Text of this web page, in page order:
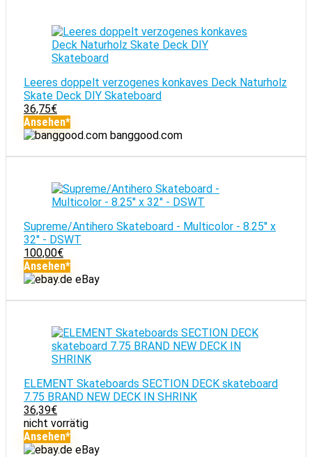
Leeres doppelt verzogenes konkaves Deck Naturholz
Skate Deck DIY Skateboard
36,75€
Ansehen*
banggood.com
Supreme/Antihero Skateboard - Multicolor - 8.25'' x
32'' - DSWT
100,00€
Ansehen*
eBay
ELEMENT Skateboards SECTION DECK skateboard
7.75 BRAND NEW DECK IN SHRINK
36,39€
nicht vorrätig
Ansehen*
eBay